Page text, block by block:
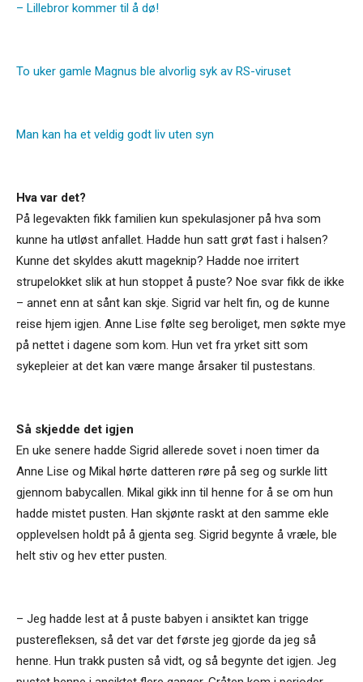
– Lillebror kommer til å dø!
To uker gamle Magnus ble alvorlig syk av RS-viruset
Man kan ha et veldig godt liv uten syn
Hva var det?
På legevakten fikk familien kun spekulasjoner på hva som
kunne ha utløst anfallet. Hadde hun satt grøt fast i halsen?
Kunne det skyldes akutt mageknip? Hadde noe irritert
strupelokket slik at hun stoppet å puste? Noe svar fikk de ikke
– annet enn at sånt kan skje. Sigrid var helt fin, og de kunne
reise hjem igjen. Anne Lise følte seg beroliget, men søkte mye
på nettet i dagene som kom. Hun vet fra yrket sitt som
sykepleier at det kan være mange årsaker til pustestans.
Så skjedde det igjen
En uke senere hadde Sigrid allerede sovet i noen timer da
Anne Lise og Mikal hørte datteren røre på seg og surkle litt
gjennom babycallen. Mikal gikk inn til henne for å se om hun
hadde mistet pusten. Han skjønte raskt at den samme ekle
opplevelsen holdt på å gjenta seg. Sigrid begynte å vræle, ble
helt stiv og hev etter pusten.
– Jeg hadde lest at å puste babyen i ansiktet kan trigge
pusterefleksen, så det var det første jeg gjorde da jeg så
henne. Hun trakk pusten så vidt, og så begynte det igjen. Jeg